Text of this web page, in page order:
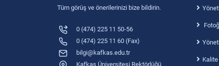
Tüm görüş ve önerilerinizi bize bildirin.
0 (474) 225 11 50-56
0 (474) 225 11 60 (Fax)
bilgi@kafkas.edu.tr
Kafkas Üniversitesi Rektörlüğü